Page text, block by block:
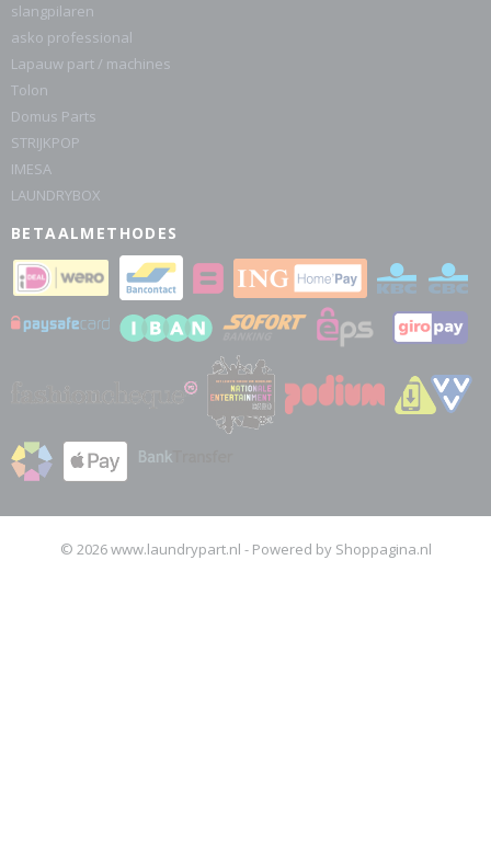
slangpilaren
asko professional
Lapauw part / machines
Tolon
Domus Parts
STRIJKPOP
IMESA
LAUNDRYBOX
BETAALMETHODES
© 2026 www.laundrypart.nl - Powered by Shoppagina.nl